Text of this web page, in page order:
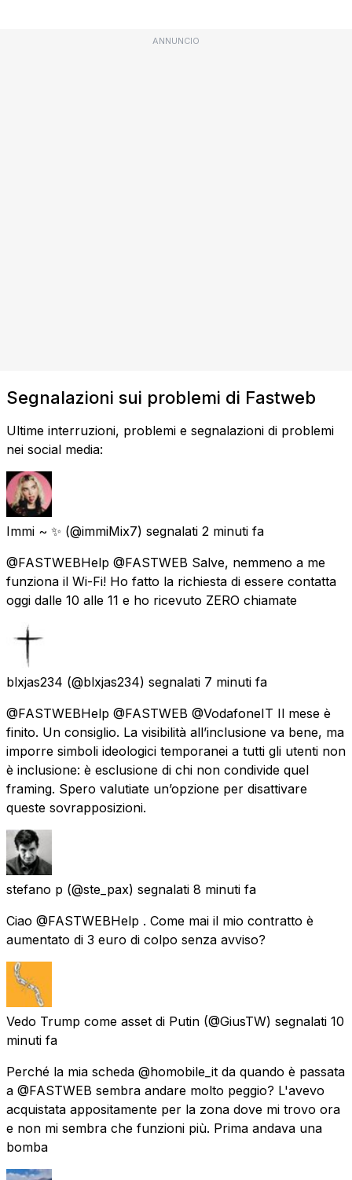
ANNUNCIO
Segnalazioni sui problemi di Fastweb
Ultime interruzioni, problemi e segnalazioni di problemi
nei social media:
Immi ~ ✨ (@immiMix7) segnalati 2 minuti fa
@FASTWEBHelp @FASTWEB Salve, nemmeno a me
funziona il Wi-Fi! Ho fatto la richiesta di essere contatta
oggi dalle 10 alle 11 e ho ricevuto ZERO chiamate
blxjas234 (@blxjas234) segnalati 7 minuti fa
@FASTWEBHelp @FASTWEB @VodafoneIT Il mese è
finito. Un consiglio. La visibilità all’inclusione va bene, ma
imporre simboli ideologici temporanei a tutti gli utenti non
è inclusione: è esclusione di chi non condivide quel
framing. Spero valutiate un’opzione per disattivare
queste sovrapposizioni.
stefano p (@ste_pax) segnalati 8 minuti fa
Ciao @FASTWEBHelp . Come mai il mio contratto è
aumentato di 3 euro di colpo senza avviso?
Vedo Trump come asset di Putin (@GiusTW) segnalati 10
minuti fa
Perché la mia scheda @homobile_it da quando è passata
a @FASTWEB sembra andare molto peggio? L'avevo
acquistata appositamente per la zona dove mi trovo ora
e non mi sembra che funzioni più. Prima andava una
bomba